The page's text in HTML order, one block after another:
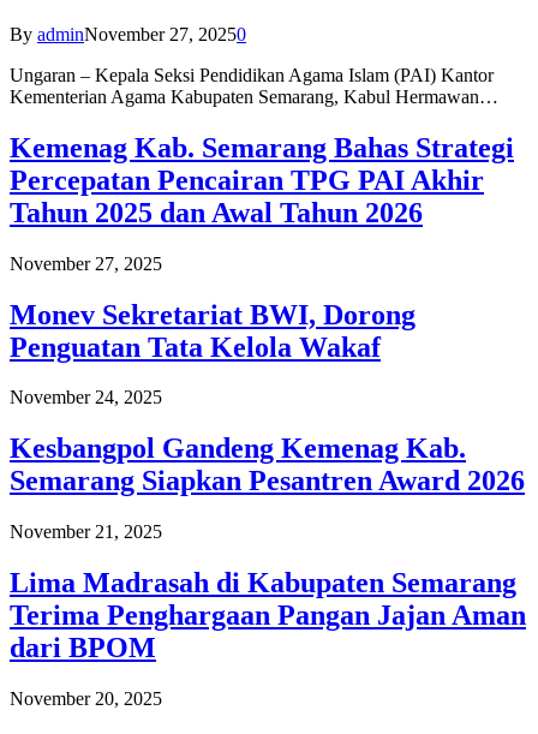
By adminNovember 27, 20250
Ungaran – Kepala Seksi Pendidikan Agama Islam (PAI) Kantor
Kementerian Agama Kabupaten Semarang, Kabul Hermawan…
Kemenag Kab. Semarang Bahas Strategi
Percepatan Pencairan TPG PAI Akhir
Tahun 2025 dan Awal Tahun 2026
November 27, 2025
Monev Sekretariat BWI, Dorong
Penguatan Tata Kelola Wakaf
November 24, 2025
Kesbangpol Gandeng Kemenag Kab.
Semarang Siapkan Pesantren Award 2026
November 21, 2025
Lima Madrasah di Kabupaten Semarang
Terima Penghargaan Pangan Jajan Aman
dari BPOM
November 20, 2025